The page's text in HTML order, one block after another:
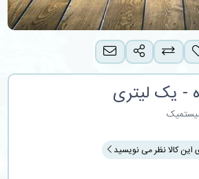
افزودن به لیست مقایسه
اشتراک گذاریپیشنهاد به دوست
- یک لیتری
این کالا نظر می نویسید